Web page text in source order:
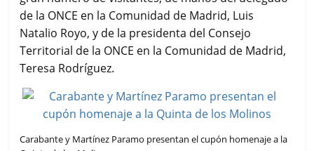
de la ONCE en la Comunidad de Madrid, Luis
Natalio Royo, y de la presidenta del Consejo
Territorial de la ONCE en la Comunidad de Madrid,
Teresa Rodríguez.
Carabante y Martínez Paramo presentan el cupón homenaje a la